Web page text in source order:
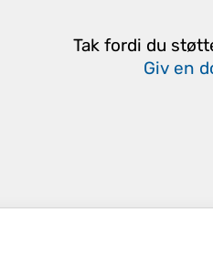
Tak fordi du
Giv en